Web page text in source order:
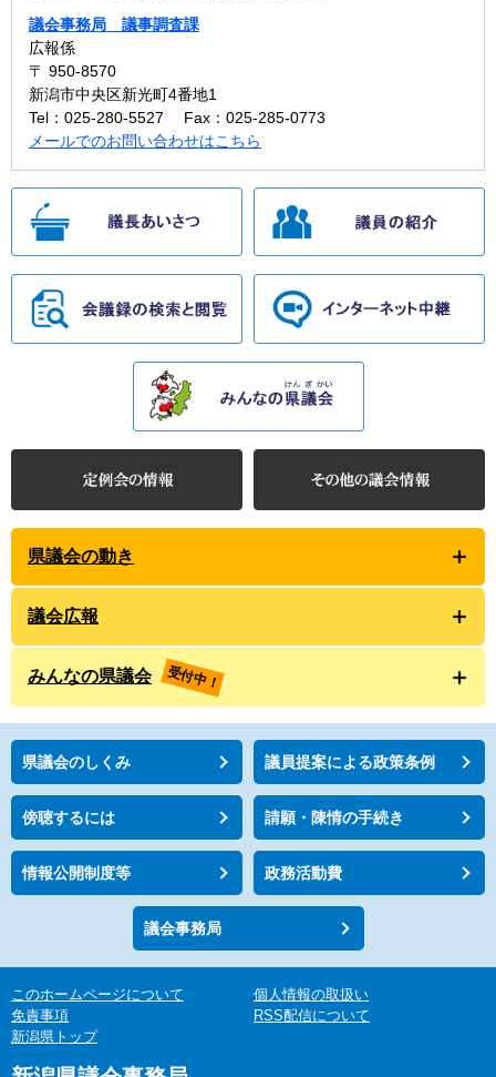
議会事務局 議事調査課
広報係
〒 950-8570
新潟市中央区新光町4番地1
Tel：025-280-5527
Fax：025-285-0773
メールでのお問い合わせはこちら
県議会の動き
議会広報
みんなの県議会 受付中！
県議会のしくみ 議員提案による政策条例
傍聴するには 請願・陳情の手続き
情報公開制度等 政務活動費
議会事務局
このホームページについて
個人情報の取扱い
免責事項
RSS配信について
新潟県トップ